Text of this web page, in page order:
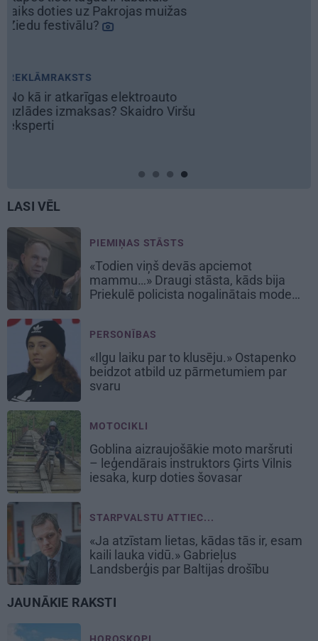
LASI VĒL
PIEMIŅAS STĀSTS
«Todien viņš devās apciemot
mammu…» Draugi stāsta, kāds bija
Priekulē policista nogalinātais modes
PERSONĪBAS
«Ilgu laiku par to klusēju.» Ostapenko
beidzot atbild uz pārmetumiem par
svaru
MOTOCIKLI
Goblina aizraujošākie moto maršruti
– leģendārais instruktors Ģirts Vilnis
iesaka, kurp doties šovasar
STARPVALSTU ATTIEC...
«Ja atzīstam lietas, kādas tās ir, esam
kaili lauka vidū.» Gabrieļus
Landsberģis par Baltijas drošību
JAUNĀKIE RAKSTI